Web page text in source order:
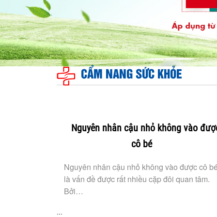
CẨM NANG SỨC KHỎE
Nguyên nhân cậu nhỏ không vào
cô bé
Nguyên nhân cậu nhỏ không vào được cô
là vấn đề được rất nhiều cặp đôi quan tâm.
Bởi…
...